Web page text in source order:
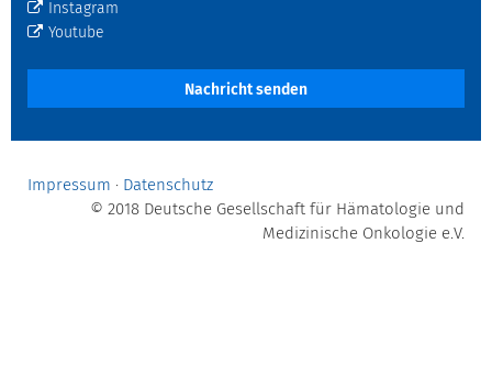
Instagram
Youtube
Nachricht senden
Impressum · Datenschutz
© 2018 Deutsche Gesellschaft für Hämatologie und
Medizinische Onkologie e.V.